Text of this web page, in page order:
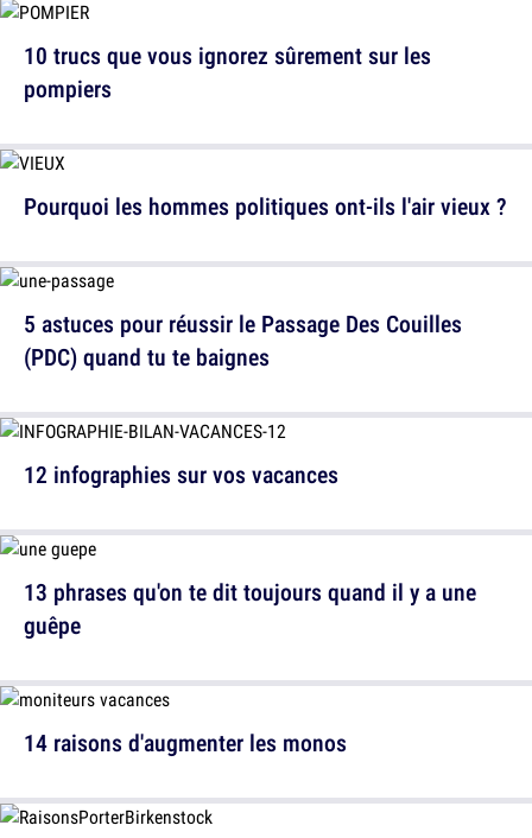
Pourquoi les hommes politiques ont-ils l'air vieux ?
12 infographies sur vos vacances
14 raisons d'augmenter les monos
10 trucs que vous ignorez sûrement sur les
pompiers
5 astuces pour réussir le Passage Des Couilles
(PDC) quand tu te baignes
13 phrases qu'on te dit toujours quand il y a une
guêpe